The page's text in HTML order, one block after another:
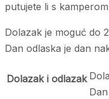
putujete li s
Dolazak je moguć do
Dan odlaska je dan
Dolazak i odlazak